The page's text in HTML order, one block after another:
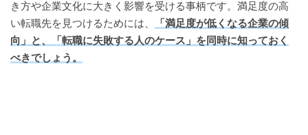
き方や企業文化に大きく影響を受ける事柄です。満足度の高
い転職先を見つけるためには、
「満足度が低くなる企業の傾
向」と、「転職に失敗する人のケース」を同時に知っておく
べきでしょう。